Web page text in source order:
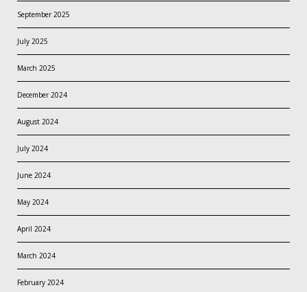
September 2025
July 2025
March 2025
December 2024
August 2024
July 2024
June 2024
May 2024
April 2024
March 2024
February 2024